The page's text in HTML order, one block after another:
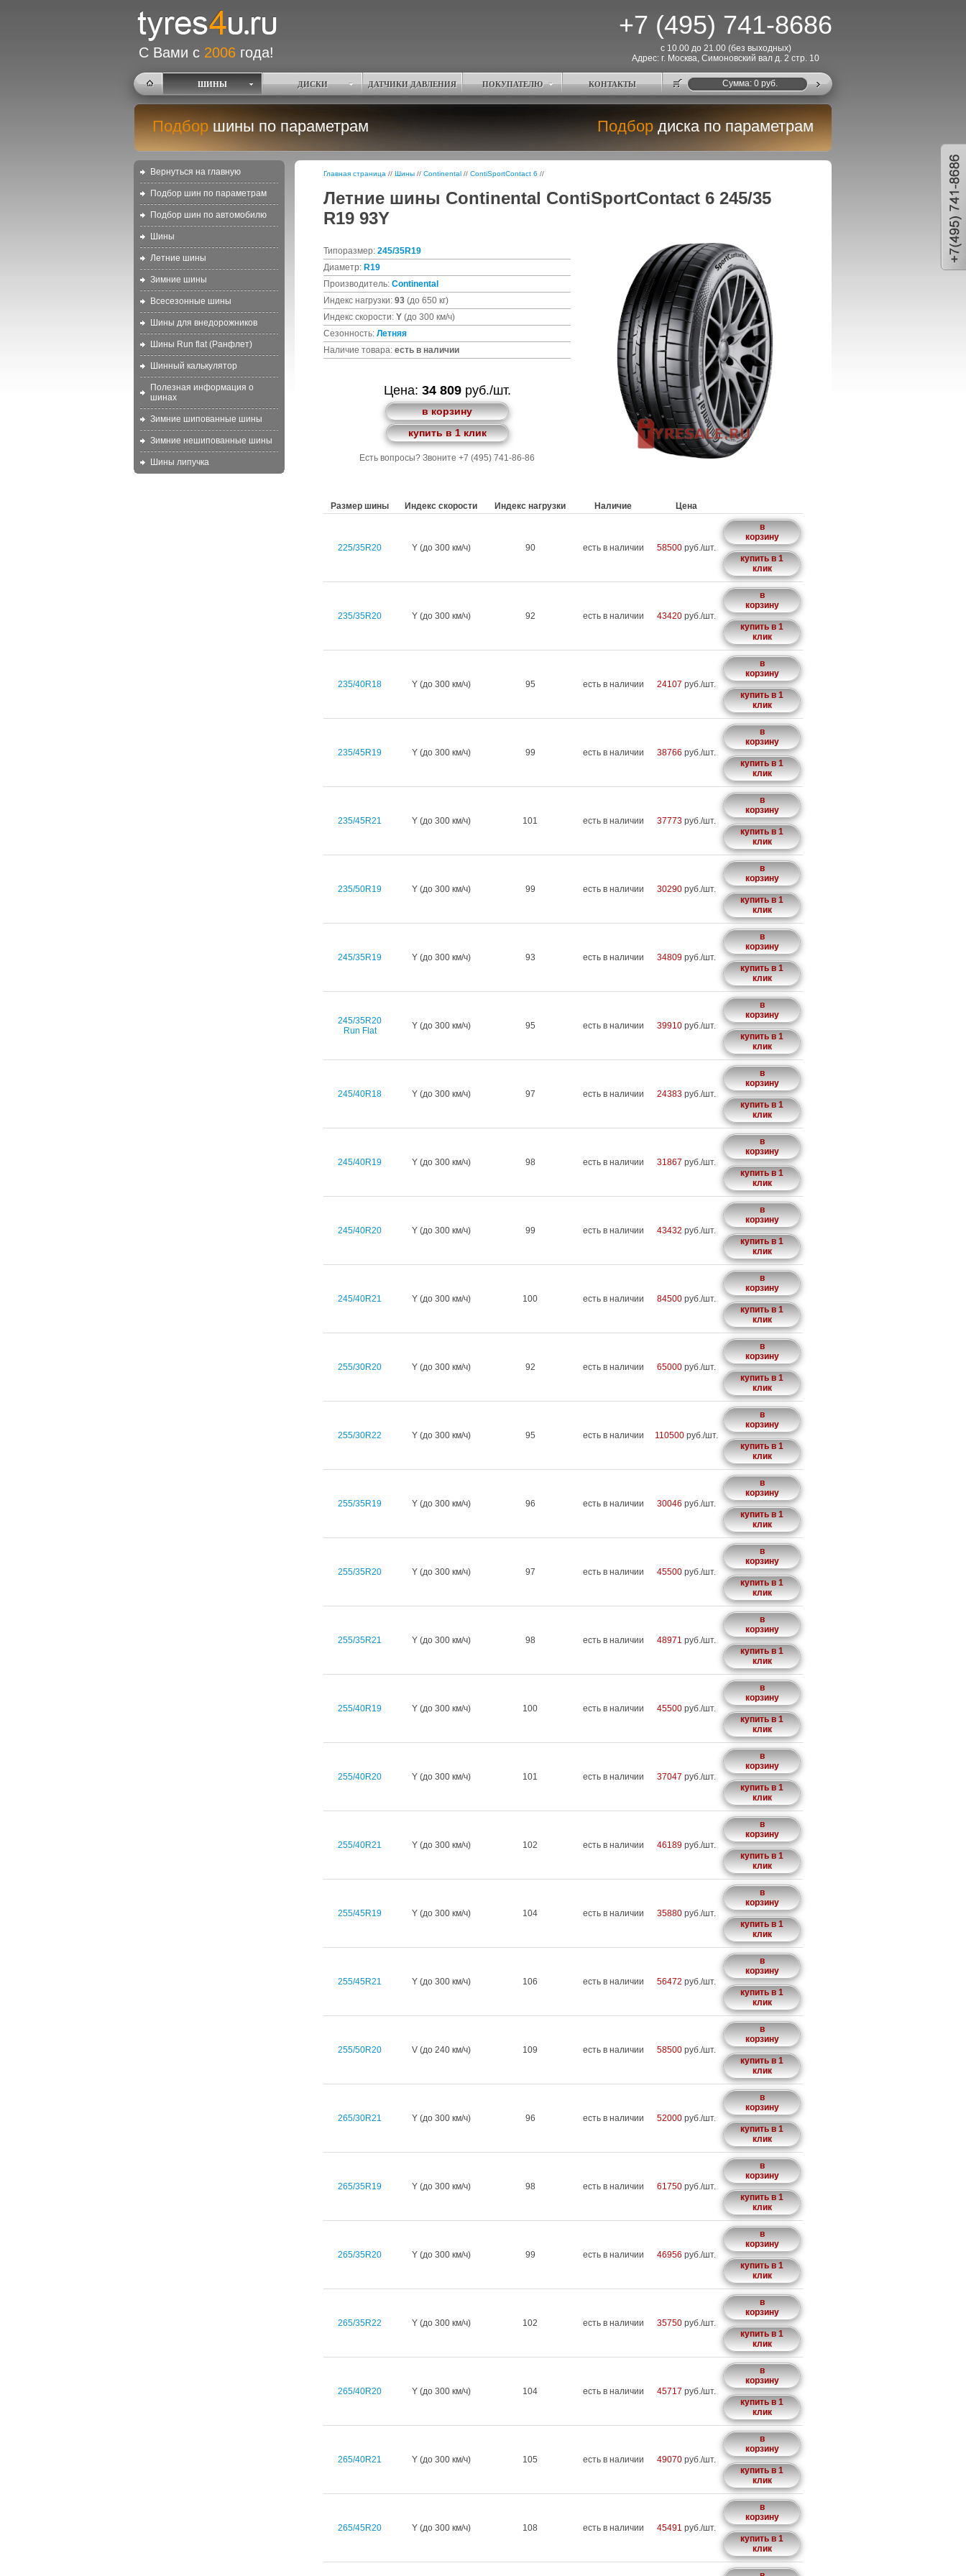
+7 (495) 741-8686
С Вами с 2006 года!
с 10.00 до 21.00 (без выходных)
Адрес: г. Москва, Симоновский вал д. 2 стр. 10
ШИНЫ ДИСКИ ДАТЧИКИ ДАВЛЕНИЯ ПОКУПАТЕЛЮ КОНТАКТЫ Cумма: 0руб.
Подбор шины по параметрам Подбор диска по параметрам
Вернуться на главную
Подбор шин по параметрам
Подбор шин по автомобилю
Шины
Летние шины
Зимние шины
Всесезонные шины
Шины для внедорожников
Шины Run flat (Ранфлет)
Шинный калькулятор
Полезная информация о
шинах
Зимние шипованные шины
Зимние нешипованные шины
Шины липучка
Главная страница // Шины // Continental // ContiSportContact 6 //
Летние шины Continental ContiSportContact 6 245/35
R19 93Y
Типоразмер: 245/35R19
Диаметр: R19
Производитель: Continental
Индекс нагрузки: 93 (до 650 кг)
Индекс скорости: Y (до 300 км/ч)
Сезонность: Летняя
Наличие товара: есть в наличии
Цена: 34 809руб./шт.
в корзину
купить в 1 клик
Есть вопросы? Звоните +7 (495) 741-86-86
Размер шины Индекс скорости Индекс нагрузки Наличие Цена
225/35R20 Y (до 300 км/ч) 90 есть в наличии 58500 руб./шт.
в
корзину
купить в 1
клик
235/35R20 Y (до 300 км/ч) 92 есть в наличии 43420 руб./шт.
в
корзину
купить в 1
клик
235/40R18 Y (до 300 км/ч) 95 есть в наличии 24107 руб./шт.
в
корзину
купить в 1
клик
235/45R19 Y (до 300 км/ч) 99 есть в наличии 38766 руб./шт.
в
корзину
купить в 1
клик
235/45R21 Y (до 300 км/ч) 101 есть в наличии 37773 руб./шт.
в
корзину
купить в 1
клик
235/50R19 Y (до 300 км/ч) 99 есть в наличии 30290 руб./шт.
в
корзину
купить в 1
клик
245/35R19 Y (до 300 км/ч) 93 есть в наличии 34809 руб./шт.
в
корзину
купить в 1
клик
245/35R20
Run Flat
Y (до 300 км/ч) 95 есть в наличии 39910 руб./шт.
в
корзину
купить в 1
клик
245/40R18 Y (до 300 км/ч) 97 есть в наличии 24383 руб./шт.
в
корзину
купить в 1
клик
245/40R19 Y (до 300 км/ч) 98 есть в наличии 31867 руб./шт.
в
корзину
купить в 1
клик
245/40R20 Y (до 300 км/ч) 99 есть в наличии 43432 руб./шт.
в
корзину
купить в 1
клик
245/40R21 Y (до 300 км/ч) 100 есть в наличии 84500 руб./шт.
в
корзину
купить в 1
клик
255/30R20 Y (до 300 км/ч) 92 есть в наличии 65000 руб./шт.
в
корзину
купить в 1
клик
255/30R22 Y (до 300 км/ч) 95 есть в наличии 110500 руб./шт.
в
корзину
купить в 1
клик
255/35R19 Y (до 300 км/ч) 96 есть в наличии 30046 руб./шт.
в
корзину
купить в 1
клик
255/35R20 Y (до 300 км/ч) 97 есть в наличии 45500 руб./шт.
в
корзину
купить в 1
клик
255/35R21 Y (до 300 км/ч) 98 есть в наличии 48971 руб./шт.
в
корзину
купить в 1
клик
255/40R19 Y (до 300 км/ч) 100 есть в наличии 45500 руб./шт.
в
корзину
купить в 1
клик
255/40R20 Y (до 300 км/ч) 101 есть в наличии 37047 руб./шт.
в
корзину
купить в 1
клик
255/40R21 Y (до 300 км/ч) 102 есть в наличии 46189 руб./шт.
в
корзину
купить в 1
клик
255/45R19 Y (до 300 км/ч) 104 есть в наличии 35880 руб./шт.
в
корзину
купить в 1
клик
255/45R21 Y (до 300 км/ч) 106 есть в наличии 56472 руб./шт.
в
корзину
купить в 1
клик
255/50R20 V (до 240 км/ч) 109 есть в наличии 58500 руб./шт.
в
корзину
купить в 1
клик
265/30R21 Y (до 300 км/ч) 96 есть в наличии 52000 руб./шт.
в
корзину
купить в 1
клик
265/35R19 Y (до 300 км/ч) 98 есть в наличии 61750 руб./шт.
в
корзину
купить в 1
клик
265/35R20 Y (до 300 км/ч) 99 есть в наличии 46956 руб./шт.
в
корзину
купить в 1
клик
265/35R22 Y (до 300 км/ч) 102 есть в наличии 35750 руб./шт.
в
корзину
купить в 1
клик
265/40R20 Y (до 300 км/ч) 104 есть в наличии 45717 руб./шт.
в
корзину
купить в 1
клик
265/40R21 Y (до 300 км/ч) 105 есть в наличии 49070 руб./шт.
в
корзину
купить в 1
клик
265/45R20 Y (до 300 км/ч) 108 есть в наличии 45491 руб./шт.
в
корзину
купить в 1
клик